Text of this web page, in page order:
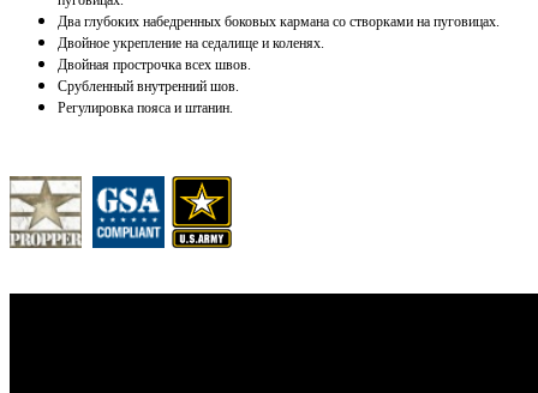
Два глубоких набедренных боковых кармана со створками на пуговицах.
Двойное укрепление на седалище и коленях.
Двойная прострочка всех швов.
Срубленный внутренний шов.
Регулировка пояса и штанин.